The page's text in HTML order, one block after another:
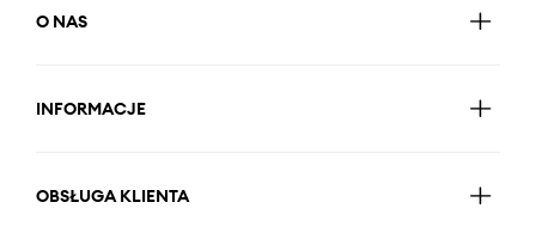
O NAS
INFORMACJE
OBSŁUGA KLIENTA